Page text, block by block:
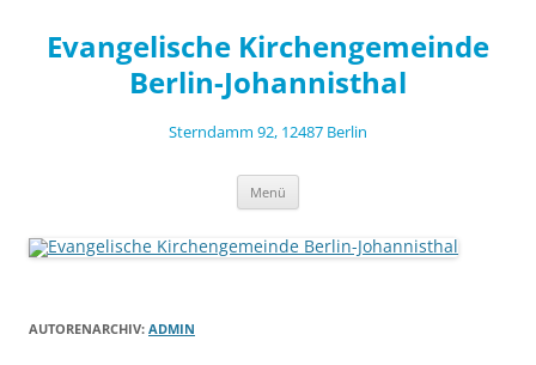
springen
Evangelische Kirchengemeinde
Berlin-Johannisthal
Sterndamm 92, 12487 Berlin
Menü
AUTORENARCHIV: ADMIN